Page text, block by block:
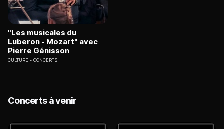
"Les musicales du
Luberon - Mozart" avec
Pierre Génisson
CULTURE CONCERTS
Concerts à venir